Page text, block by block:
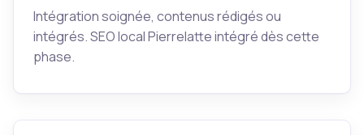
Intégration soignée, contenus rédigés ou
intégrés. SEO local Pierrelatte intégré dès cette
phase.